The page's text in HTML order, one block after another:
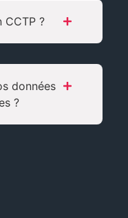
CCTP ?
données
?